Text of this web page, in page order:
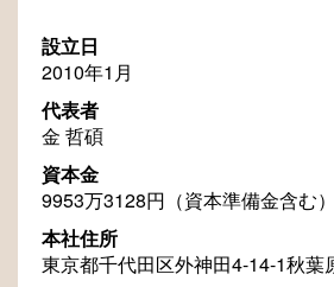
設立日
2010年1月
代表者
金 哲碩
資本金
9953万3128円（資本準備金含む）
本社住所
東京都千代田区外神田4-14-1秋葉